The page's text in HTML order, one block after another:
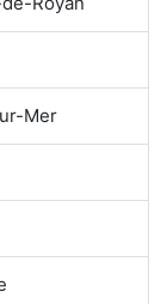
Mer